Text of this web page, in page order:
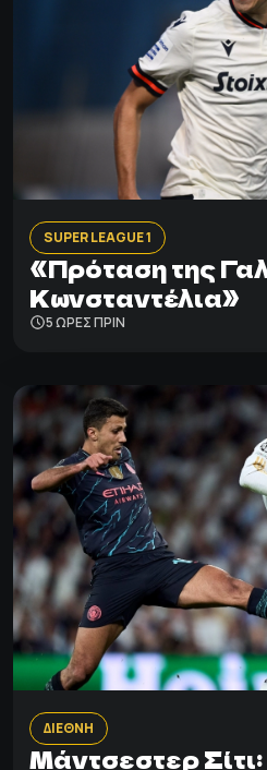
SUPER LEAGUE 1
«Πρόταση της
Κωνσταντέλια»
5 ΩΡΕΣ ΠΡΙΝ
ΔΙΕΘΝΗ
Μάντσεστερ